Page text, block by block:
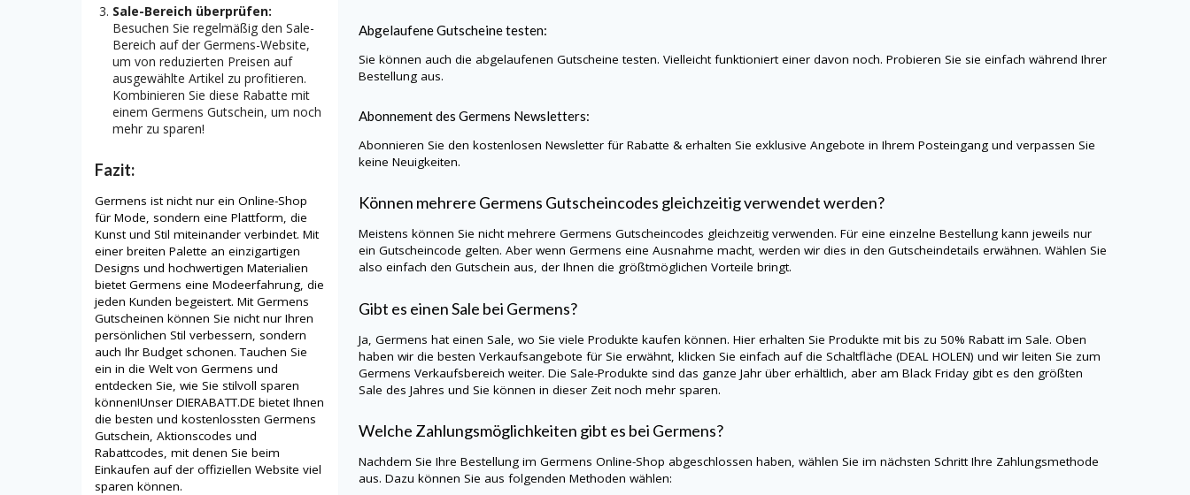
Abgelaufene Gutscheine testen:
Sie können auch die abgelaufenen Gutscheine testen. Vielleicht funktioniert einer davon noch. Probieren Sie sie einfach während Ihrer
Bestellung aus.
Abonnement desGermens Newsletters:
Abonnieren Sie den kostenlosen Newsletter für Rabatte & erhalten Sie exklusive Angebote in Ihrem Posteingang und verpassen Sie
keine Neuigkeiten.
Können mehrere Germens Gutscheincodes gleichzeitig verwendet werden?
Meistens können Sie nicht mehrereGermensGutscheincodes gleichzeitig verwenden. Für eine einzelne Bestellung kann jeweils nur
ein Gutscheincode gelten. Aber wennGermenseine Ausnahme macht, werden wir dies in den Gutscheindetails erwähnen. Wählen Sie
also einfach den Gutschein aus, der Ihnen die größtmöglichen Vorteile bringt.
Gibt es einen Sale bei Germens?
Ja,Germenshat einen Sale, wo Sie viele Produkte kaufen können. Hier erhalten Sie Produkte mit bis zu 50% Rabatt im Sale. Oben
haben wir die besten Verkaufsangebote für Sie erwähnt, klicken Sie einfach auf die Schaltfläche (DEAL HOLEN) und wir leiten Sie zum
Germens Verkaufsbereich weiter. Die Sale-Produkte sind das ganze Jahr über erhältlich, aber am Black Friday gibt es den größten
Sale des Jahres und Sie können in dieser Zeit noch mehr sparen.
Welche Zahlungsmöglichkeiten gibt es bei Germens?
Nachdem Sie Ihre Bestellung imGermensOnline-Shop abgeschlossen haben, wählen Sie im nächsten Schritt Ihre Zahlungsmethode
aus. Dazu können Sie aus folgenden Methoden wählen:
Sale-Bereich überprüfen:
Besuchen Sie regelmäßig den Sale-
Bereich auf der Germens-Website,
um von reduzierten Preisen auf
ausgewählte Artikel zu profitieren.
Kombinieren Sie diese Rabatte mit
einem Germens Gutschein, um noch
mehr zu sparen!
Fazit:
Germens ist nicht nur ein Online-Shop
für Mode, sondern eine Plattform, die
Kunst und Stil miteinander verbindet. Mit
einer breiten Palette an einzigartigen
Designs und hochwertigen Materialien
bietet Germens eine Modeerfahrung, die
jeden Kunden begeistert. Mit Germens
Gutscheinen können Sie nicht nur Ihren
persönlichen Stil verbessern, sondern
auch Ihr Budget schonen. Tauchen Sie
ein in die Welt von Germens und
entdecken Sie, wie Sie stilvoll sparen
können!Unser DIERABATT.DE bietet Ihnen
die besten und kostenlossten Germens
Gutschein, Aktionscodes und
Rabattcodes, mit denen Sie beim
Einkaufen auf der offiziellen Website viel
sparen können.